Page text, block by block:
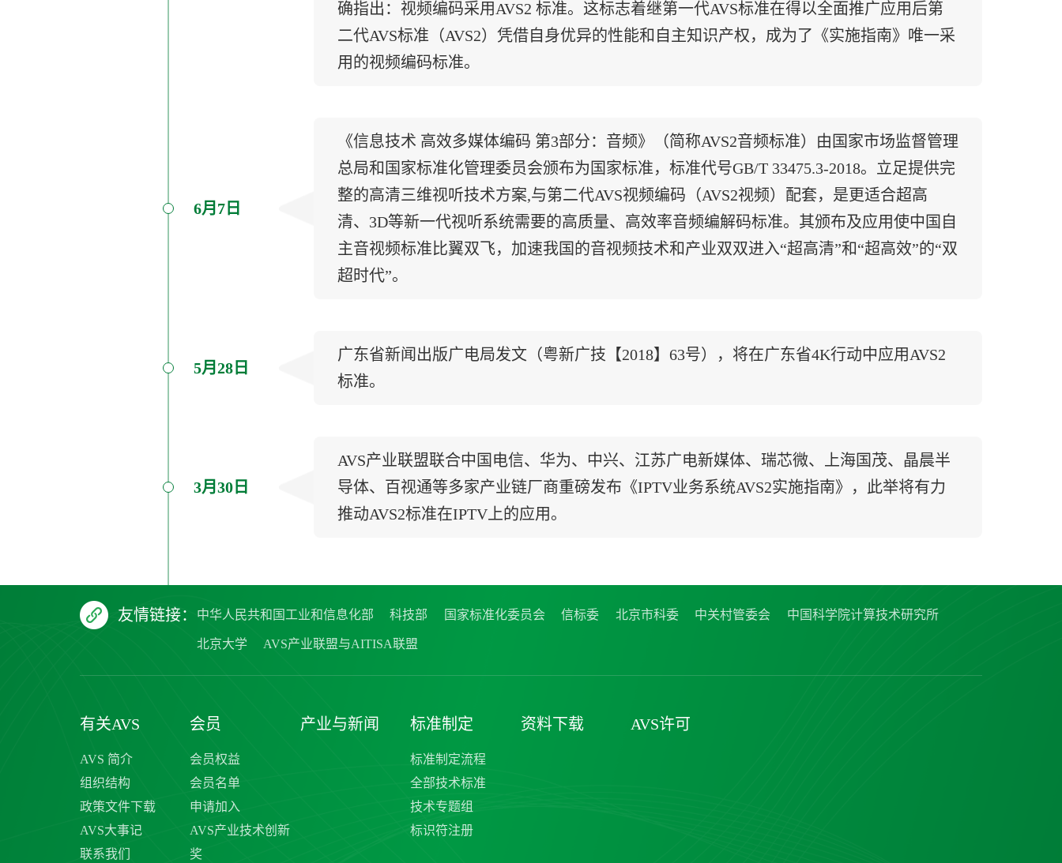
确指出：视频编码采用AVS2 标准。这标志着继第一代AVS标准在得以全面推广应用后第
二代AVS标准（AVS2）凭借自身优异的性能和自主知识产权，成为了《实施指南》唯一采
用的视频编码标准。
6月7日
《信息技术 高效多媒体编码 第3部分：音频》（简称AVS2音频标准）由国家市场监督管理
总局和国家标准化管理委员会颁布为国家标准，标准代号GB/T 33475.3-2018。立足提供完
整的高清三维视听技术方案,与第二代AVS视频编码（AVS2视频）配套，是更适合超高
清、3D等新一代视听系统需要的高质量、高效率音频编解码标准。其颁布及应用使中国自
主音视频标准比翼双飞，加速我国的音视频技术和产业双双进入“超高清”和“超高效”的“双
超时代”。
5月28日
广东省新闻出版广电局发文（粤新广技【2018】63号），将在广东省4K行动中应用AVS2
标准。
3月30日
AVS产业联盟联合中国电信、华为、中兴、江苏广电新媒体、瑞芯微、上海国茂、晶晨半
导体、百视通等多家产业链厂商重磅发布《IPTV业务系统AVS2实施指南》，此举将有力
推动AVS2标准在IPTV上的应用。
友情链接： 中华人民共和国工业和信息化部 科技部 国家标准化委员会 信标委 北京市科委 中关村管委会 中国科学院计算技术研究所
北京大学 AVS产业联盟与AITISA联盟
有关AVS
AVS 简介
组织结构
政策文件下载
AVS大事记
联系我们
会员
会员权益
会员名单
申请加入
AVS产业技术创新
奖
产业与新闻 标准制定
标准制定流程
全部技术标准
技术专题组
标识符注册
资料下载 AVS许可